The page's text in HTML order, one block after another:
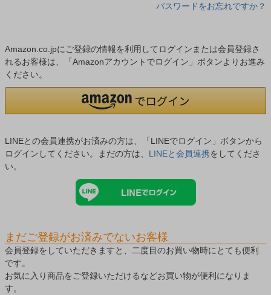
パスワードをお忘れですか？
Amazon.co.jpにご登録の情報を利用してログインまたは会員登録さ
れるお客様は、「Amazonアカウントでログイン」ボタンよりお進み
ください。
LINEとの会員連携がお済みの方は、「LINEでログイン」ボタンから
ログインしてください。まだの方は、 LINEと会員連携をしてくださ
い。
まだご登録がお済みでないお客様
会員登録をしていただきますと、二度目のお買い物時にとても便利
です。
お気に入り商品をご登録いただけるなどお買い物が便利になりま
す。